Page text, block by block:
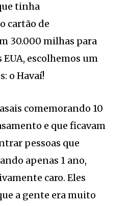
tinha
cartão de
30.000 milhas para
escolhemos um
o Havaí!
comemorando 10
e que ficavam
pessoas que
apenas 1 ano,
caro. Eles
a gente era muito